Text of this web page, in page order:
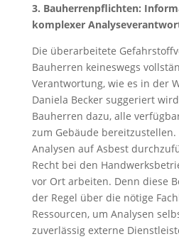
3. Bauherrenpflichten:
komplexer
Die überarbeitete
Bauherren keineswegs
Verantwortung, wie es in der
Daniela Becker suggeriert
Bauherren dazu, alle
zum Gebäude
Analysen auf Asbest
Recht bei den
vor Ort arbeiten. Denn diese
der Regel über die nötige
Ressourcen, um Analysen
zuverlässig externe